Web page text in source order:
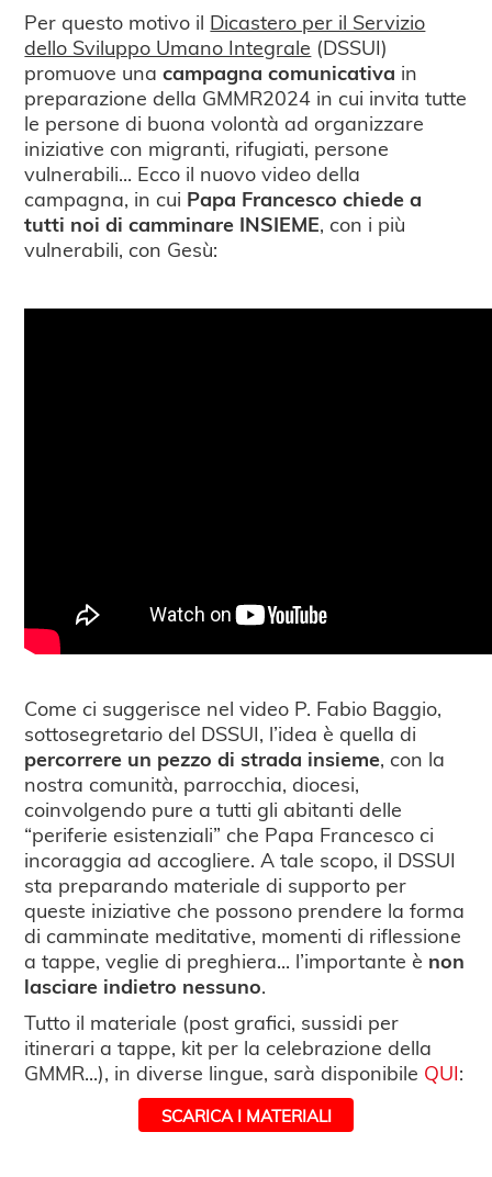
Per questo motivo il Dicastero per il Servizio
dello Sviluppo Umano Integrale (DSSUI)
promuove unacampagna comunicativa in
preparazione della GMMR2024 in cui invita tutte
le persone di buona volontà ad organizzare
iniziative con migranti, rifugiati, persone
vulnerabili... Ecco il nuovo video della
campagna, in cui Papa Francesco chiede a
tutti noi di camminare INSIEME, con i più
vulnerabili, con Gesù:
Come ci suggerisce nel video P. Fabio Baggio,
sottosegretario del DSSUI, l’idea è quella di
percorrere un pezzo di strada insieme, con la
nostra comunità, parrocchia, diocesi,
coinvolgendo pure a tutti gli abitanti delle
“periferie esistenziali” che Papa Francesco ci
incoraggia ad accogliere. A tale scopo, il DSSUI
sta preparando materiale di supporto per
queste iniziative che possono prendere la forma
di camminate meditative, momenti di riflessione
a tappe, veglie di preghiera... l’importante è non
lasciare indietro nessuno.
Tutto il materiale (post grafici, sussidi per
itinerari a tappe, kit per la celebrazione della
GMMR...), in diverse lingue, sarà disponibile QUI:
SCARICA I MATERIALI